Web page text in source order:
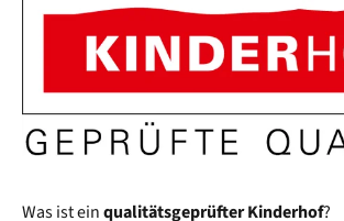
Was ist einqualitätsgeprüfter Kinderhof?